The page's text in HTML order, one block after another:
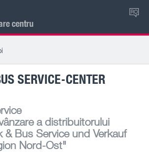
centru
RO
SERVICE-CENTER
a distribuitorului
& Bus Service und Verkauf
Nord-Ost"